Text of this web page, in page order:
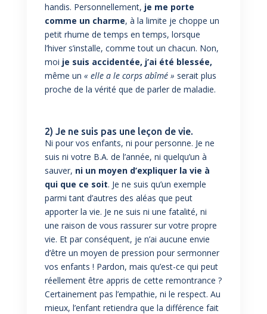
handis. Personnellement, je me porte
comme un charme, à la limite je choppe un
petit rhume de temps en temps, lorsque
l’hiver s’installe, comme tout un chacun. Non,
moi je suis accidentée, j’ai été blessée,
même un « elle a le corps abîmé » serait plus
proche de la vérité que de parler de maladie.
2) Je ne suis pas une leçon de vie.
Ni pour vos enfants, ni pour personne. Je ne
suis ni votre B.A. de l’année, ni quelqu’un à
sauver, ni un moyen d’expliquer la vie à
qui que ce soit. Je ne suis qu’un exemple
parmi tant d’autres des aléas que peut
apporter la vie. Je ne suis ni une fatalité, ni
une raison de vous rassurer sur votre propre
vie. Et par conséquent, je n’ai aucune envie
d’être un moyen de pression pour sermonner
vos enfants ! Pardon, mais qu’est-ce qui peut
réellement être appris de cette remontrance ?
Certainement pas l’empathie, ni le respect. Au
mieux, l’enfant retiendra que la différence fait